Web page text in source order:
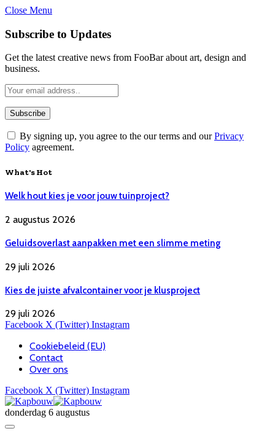
Close Menu
Subscribe to Updates
Get the latest creative news from FooBar about art, design and
business.
By signing up, you agree to the our terms and ourPrivacy
Policy agreement.
What's Hot
Welk hout kies je voor jouw tuinproject?
2 augustus 2026
Geluidsoverlast aanpakken met een slimme meting
29 juli 2026
Kies de juiste afvalcontainer voor je klusproject
29 juli 2026
Facebook X (Twitter) Instagram
Cookiebeleid (EU)
Contact
Over ons
Facebook X (Twitter) Instagram
donderdag 6 augustus